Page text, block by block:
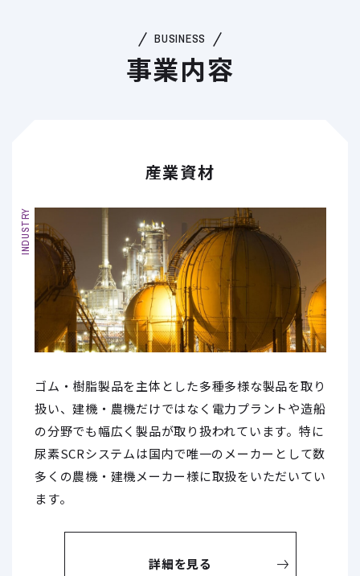
BUSINESS
事業内容
産業資材
INDUSTRY
ゴム・樹脂製品を主体とした多種多様な製品を取り
扱い、建機・農機だけではなく電力プラントや造船
の分野でも幅広く製品が取り扱われています。特に
尿素SCRシステムは国内で唯一のメーカーとして数
多くの農機・建機メーカー様に取扱をいただいてい
ます。
詳細を見る